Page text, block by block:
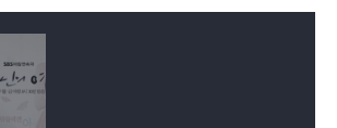
편의 어딘가 쯤에서 내 심장은, 내 혈관은,
을 향해 있다.